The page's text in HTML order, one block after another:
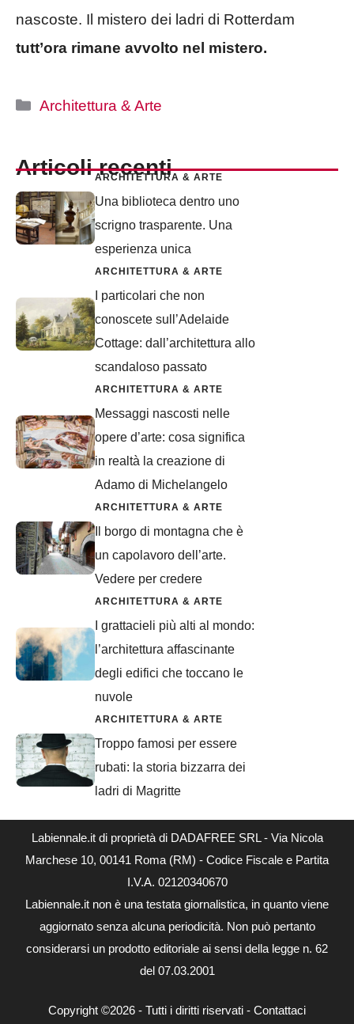
nascoste. Il mistero dei ladri di Rotterdam
tutt’ora rimane avvolto nel mistero.
Categorie
Architettura & Arte
Articoli recenti
ARCHITETTURA & ARTE
Una biblioteca dentro uno
scrigno trasparente. Una
esperienza unica
ARCHITETTURA & ARTE
I particolari che non
conoscete sull’Adelaide
Cottage: dall’architettura allo
scandaloso passato
ARCHITETTURA & ARTE
Messaggi nascosti nelle
opere d’arte: cosa significa
in realtà la creazione di
Adamo di Michelangelo
ARCHITETTURA & ARTE
Il borgo di montagna che è
un capolavoro dell’arte.
Vedere per credere
ARCHITETTURA & ARTE
I grattacieli più alti al mondo:
l’architettura affascinante
degli edifici che toccano le
nuvole
ARCHITETTURA & ARTE
Troppo famosi per essere
rubati: la storia bizzarra dei
ladri di Magritte
Labiennale.it di proprietà di DADAFREE SRL - Via Nicola
Marchese 10, 00141 Roma (RM) - Codice Fiscale e Partita
I.V.A. 02120340670
Labiennale.it non è una testata giornalistica, in quanto viene
aggiornato senza alcuna periodicità. Non può pertanto
considerarsi un prodotto editoriale ai sensi della legge n. 62
del 07.03.2001
Copyright ©2026 - Tutti i diritti riservati - Contattaci